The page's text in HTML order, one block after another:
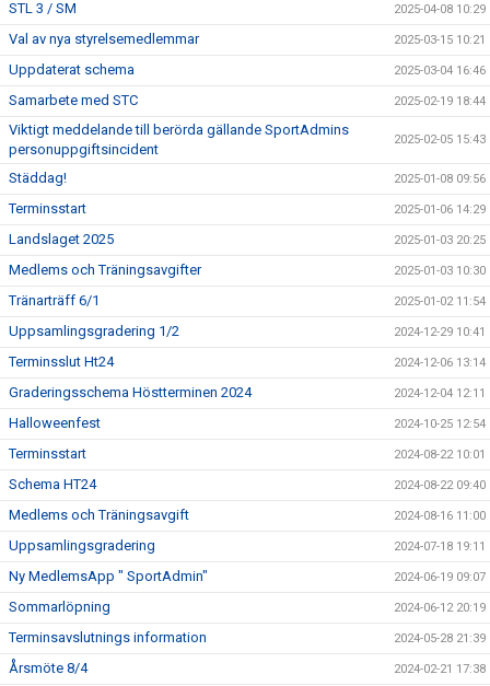
STL 3 / SM 2025-04-08 10:29
Val av nya styrelsemedlemmar 2025-03-15 10:21
Uppdaterat schema 2025-03-04 16:46
Samarbete med STC 2025-02-19 18:44
Viktigt meddelande till berörda gällande SportAdmins
personuppgiftsincident
2025-02-05 15:43
Städdag! 2025-01-08 09:56
Terminsstart 2025-01-06 14:29
Landslaget 2025 2025-01-03 20:25
Medlems och Träningsavgifter 2025-01-03 10:30
Tränarträff 6/1 2025-01-02 11:54
Uppsamlingsgradering 1/2 2024-12-29 10:41
Terminsslut Ht24 2024-12-06 13:14
Graderingsschema Höstterminen 2024 2024-12-04 12:11
Halloweenfest 2024-10-25 12:54
Terminsstart 2024-08-22 10:01
Schema HT24 2024-08-22 09:40
Medlems och Träningsavgift 2024-08-16 11:00
Uppsamlingsgradering 2024-07-18 19:11
Ny MedlemsApp " SportAdmin" 2024-06-19 09:07
Sommarlöpning 2024-06-12 20:19
Terminsavslutnings information 2024-05-28 21:39
Årsmöte 8/4 2024-02-21 17:38